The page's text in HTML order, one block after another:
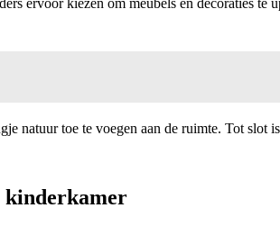
ervoor kiezen om meubels en decoraties te
natuur toe te voegen aan de ruimte. Tot slot
kinderkamer